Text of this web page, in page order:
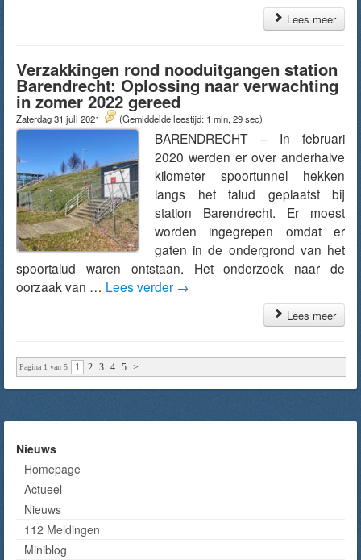
Lees meer
Verzakkingen rond nooduitgangen station
Barendrecht: Oplossing naar verwachting
in zomer 2022 gereed
Zaterdag 31 juli 2021 (Gemiddelde leestijd: 1 min, 29 sec)
BARENDRECHT – In februari
2020 werden er over anderhalve
kilometer spoortunnel hekken
langs het talud geplaatst bij
station Barendrecht. Er moest
worden ingegrepen omdat er
gaten in de ondergrond van het
spoortalud waren ontstaan. Het onderzoek naar de
oorzaak van … Lees verder →
Lees meer
Pagina 1 van 5 1 2 3 4 5 >
Nieuws
Homepage
Actueel
Nieuws
112 Meldingen
Miniblog